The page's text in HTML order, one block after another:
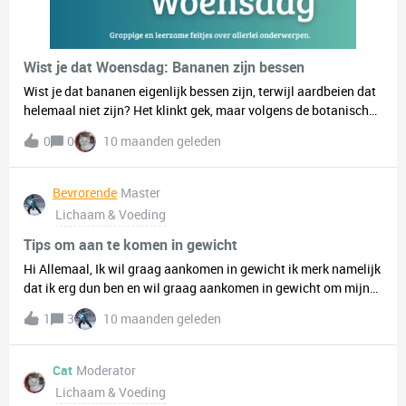
Wist je dat Woensdag: Bananen zijn bessen
Wist je dat bananen eigenlijk bessen zijn, terwijl aardbeien dat
helemaal niet zijn? Het klinkt gek, maar volgens de botanische
definitie van een bes moet een vrucht ontstaan uit één enkele
bloem met één vruchtbeginsel, en moet hij sappig zijn van
binnen. Bananen voldoen hier perfect aan, terwijl aardbeien
eigenlijk “schijnvruchten” zijn, omdat de zaden aan de
buitenkant zitten en de vrucht zelf uit meerdere vruchtbeginsels
ontstaat. Dus elke keer dat je een banaan eet, eet je officieel een
bessenfruit, iets waar je aardbeienfan misschien een beetje
jaloers op is. Oh, en nog een grappig detail: bananen zijn ook
radioactief… maar geen paniek, je moet er echt héél veel van
eten voordat dat gevaarlijk wordt.
0 0 10 maanden geleden
Bevrorende Master
Lichaam & Voeding
Tips om aan te komen in gewicht
Hi Allemaal, Ik wil graag aankomen in gewicht ik merk namelijk
dat ik erg dun ben en wil graag aankomen in gewicht om mijn
zelfvertrouwen en gezondheid iets omhoog te knikken iemand
tips?
1 3 10 maanden geleden
Cat Moderator
Lichaam & Voeding